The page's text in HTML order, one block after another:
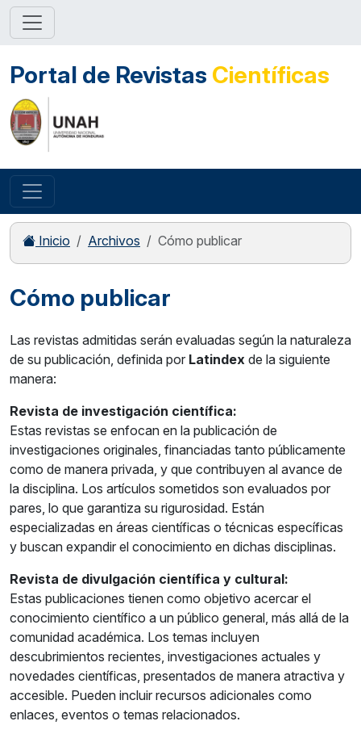
Portal de Revistas Científicas
Inicio Archivos Cómo publicar
Cómo publicar
Las revistas admitidas serán evaluadas según la naturaleza
de su publicación, definida por Latindex de la siguiente
manera:
Revista de investigación científica:
Estas revistas se enfocan en la publicación de
investigaciones originales, financiadas tanto públicamente
como de manera privada, y que contribuyen al avance de
la disciplina. Los artículos sometidos son evaluados por
pares, lo que garantiza su rigurosidad. Están
especializadas en áreas científicas o técnicas específicas
y buscan expandir el conocimiento en dichas disciplinas.
Revista de divulgación científica y cultural:
Estas publicaciones tienen como objetivo acercar el
conocimiento científico a un público general, más allá de la
comunidad académica. Los temas incluyen
descubrimientos recientes, investigaciones actuales y
novedades científicas, presentados de manera atractiva y
accesible. Pueden incluir recursos adicionales como
enlaces, eventos o temas relacionados.